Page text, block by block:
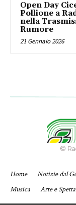
Open Day
Pollione a
nella
Rumore
21 Gennaio 2026
©
Home Notizie dal
Musica
Arte e